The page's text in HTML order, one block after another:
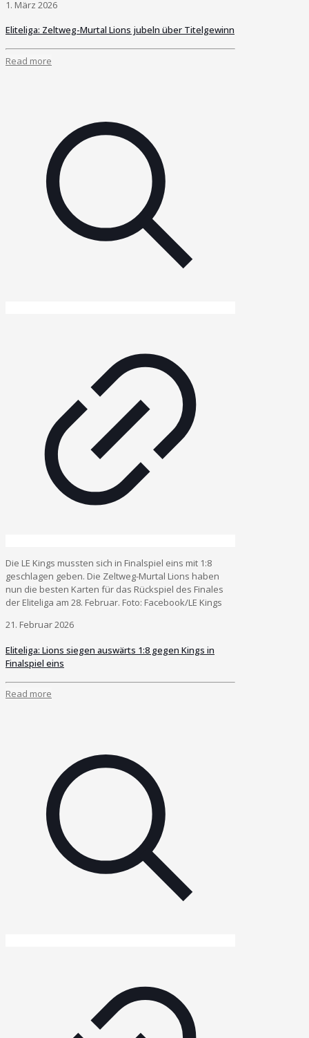
1. März 2026
Eliteliga: Zeltweg-Murtal Lions jubeln über Titelgewinn
Read more
Die LE Kings mussten sich in Finalspiel eins mit 1:8
geschlagen geben. Die Zeltweg-Murtal Lions haben
nun die besten Karten für das Rückspiel des Finales
der Eliteliga am 28. Februar. Foto: Facebook/LE Kings
21. Februar 2026
Eliteliga: Lions siegen auswärts 1:8 gegen Kings in
Finalspiel eins
Read more